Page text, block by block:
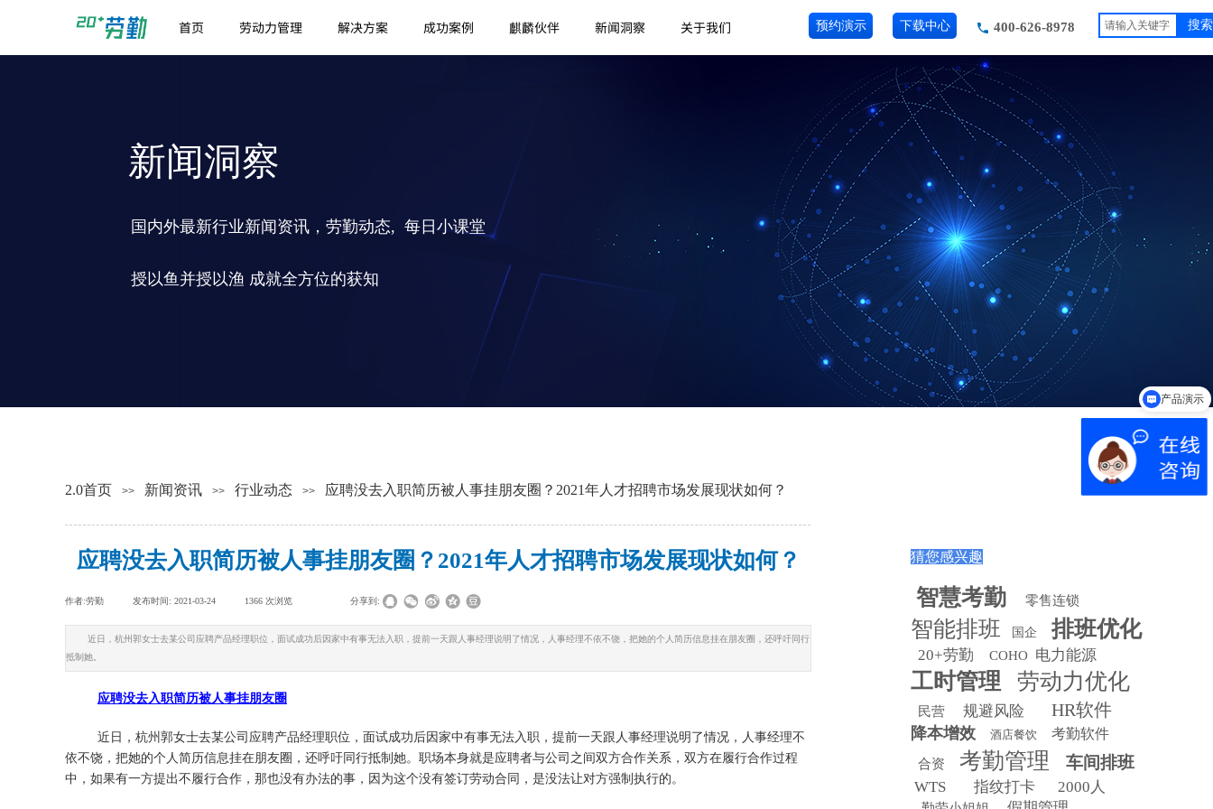
400-626-8978
预约演示 下载中心
首页 劳动力管理 解决方案 成功案例 麒麟伙伴 新闻洞察 关于我们 搜索
国内外最新行业新闻资讯，劳勤动态, 每日小课堂
授以鱼并授以渔 成就全方位的获知
新闻洞察
2.0首页 >> 新闻资讯 >> 行业动态 >> 应聘没去入职简历被人事挂朋友圈？2021年人才招聘市场发展现状如何？
应聘没去入职简历被人事挂朋友圈？2021年人才招聘市场发展现状如何？
作者:劳勤 发布时间: 2021-03-24 1366 次浏览 分享到:
近日，杭州郭女士去某公司应聘产品经理职位，面试成功后因家中有事无法入职，提前一天跟人事经理说明了情况，人事经理不依不饶，把她的个人简历信息挂在朋友圈，还呼吁同行
抵制她。
应聘没去入职简历被人事挂朋友圈
近日，杭州郭女士去某公司应聘产品经理职位，面试成功后因家中有事无法入职，提前一天跟人事经理说明了情况，人事经理不
依不饶，把她的个人简历信息挂在朋友圈，还呼吁同行抵制她。职场本身就是应聘者与公司之间双方合作关系，双方在履行合作过程
中，如果有一方提出不履行合作，那也没有办法的事，因为这个没有签订劳动合同，是没法让对方强制执行的。
猜您感兴趣
智慧考勤 零售连锁
智能排班 国企 排班优化
20+劳勤 COHO 电力能源
工时管理 劳动力优化
民营 规避风险 HR软件
降本增效 酒店餐饮 考勤软件
合资 考勤管理 车间排班
WTS 指纹打卡 2000人
产品演示
解决方案